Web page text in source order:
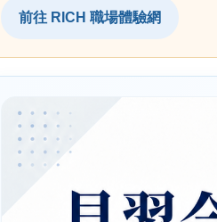
前往 RICH 職場體驗網